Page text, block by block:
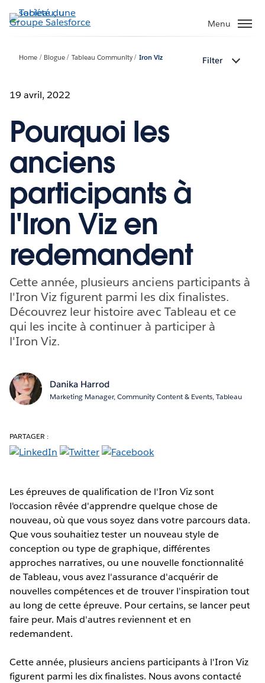
Aller
au
Menu
Home Blogue Tableau Community Iron Viz Filter
19 avril, 2022
Pourquoi les
anciens
participants à
l'Iron Viz en
redemandent
Cette année, plusieurs anciens participants à
l'Iron Viz figurent parmi les dix finalistes.
Découvrez leur histoire avec Tableau et ce
qui les incite à continuer à participer à
l'Iron Viz.
Danika Harrod
Marketing Manager, Community Content & Events, Tableau
PARTAGER :
Les épreuves de qualification de l'Iron Viz sont
l'occasion rêvée d'apprendre quelque chose de
nouveau, où que vous soyez dans votre parcours data.
Que vous souhaitiez tester un nouveau style de
conception ou type de graphique, différentes
approches narratives, ou une nouvelle fonctionnalité
de Tableau, vous avez l'assurance d'acquérir de
nouvelles compétences et de trouver l'inspiration tout
au long de cette épreuve. Pour certains, se lancer peut
faire peur. Mais d'autres reviennent et en
redemandent.
Cette année, plusieurs anciens participants à l'Iron Viz
figurent parmi les dix finalistes. Nous avons contacté